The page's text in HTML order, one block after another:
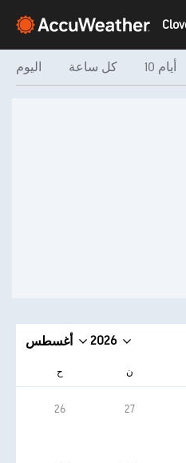
اليوم كل ساعة 10 أيام
أغسطس 2026
ح ن
26 27